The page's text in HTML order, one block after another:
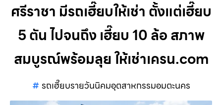
ศรีราชา มีรถเฮี๊ยบให้เช่า ตั้งแต่เฮี๊ยบ
5 ตัน ไปจนถึง เฮี๊ยบ 10 ล้อ สภาพ
สมบูรณ์พร้อมลุย ให้เช่าเครน.com
รถเฮี๊ยบรายวันนิคมอุตสาหกรรมอมตะนคร